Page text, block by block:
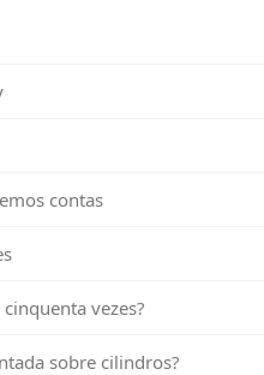
contas
vezes?
sobre cilindros?